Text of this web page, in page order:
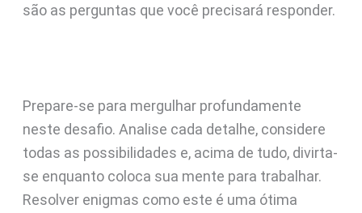
são as perguntas que você precisará responder.
Prepare-se para mergulhar profundamente
neste desafio. Analise cada detalhe, considere
todas as possibilidades e, acima de tudo, divirta-
se enquanto coloca sua mente para trabalhar.
Resolver enigmas como este é uma ótima